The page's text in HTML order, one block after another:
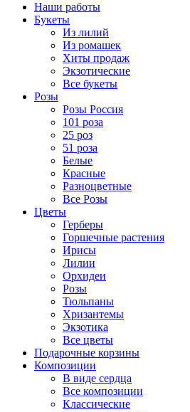
Наши работы
Букеты
Из лилий
Из ромашек
Хиты продаж
Экзотические
Все букеты
Розы
Розы Россия
101 роза
25 роз
51 роза
Белые
Красные
Разноцветные
Все Розы
Цветы
Герберы
Горшечные растения
Ирисы
Лилии
Орхидеи
Розы
Тюльпаны
Хризантемы
Экзотика
Все цветы
Подарочные корзины
Композиции
В виде сердца
Все композиции
Классические